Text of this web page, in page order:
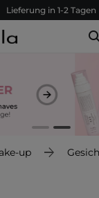
weiter und sammle
Versand ab
Deutschland und
Treueprogramm
Lieferung in 1-2 Tagen
weiter und sammle
Versand ab
up